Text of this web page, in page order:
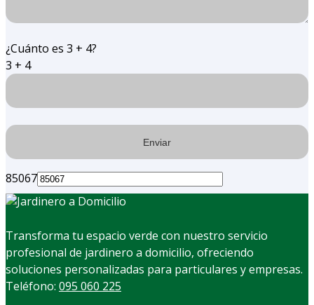
¿Cuánto es 3 + 4?
3 + 4
85067
Transforma tu espacio verde con nuestro servicio
profesional de jardinero a domicilio, ofreciendo
soluciones personalizadas para particulares y empresas.
Teléfono: 095 060 225